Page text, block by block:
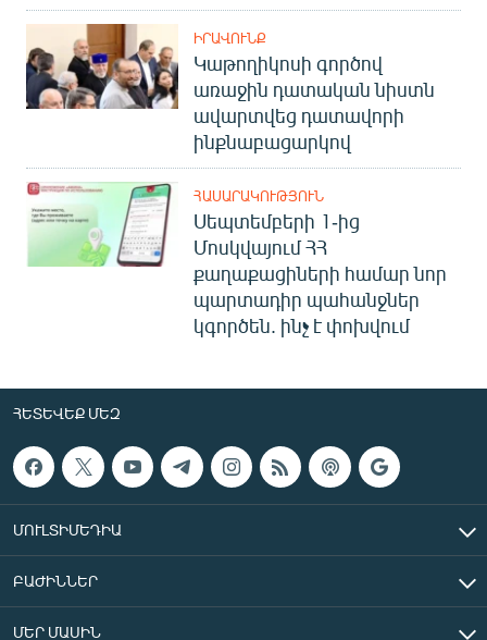
ԻՐԱՎՈՒՆՔ
Կաթողիկոսի գործով
առաջին դատական նիստն
ավարտվեց դատավորի
ինքնաբացարկով
ՀԱՍԱՐԱԿՈՒԹՅՈՒՆ
Սեպտեմբերի 1-ից
Մոսկվայում ՀՀ
քաղաքացիների համար նոր
պարտադիր պահանջներ
կգործեն. ինչ է փոխվում
ՀԵՏԵՎԵՔ ՄԵԶ
ՄՈՒԼՏԻՄԵԴԻԱ
ԲԱԺԻՆՆԵՐ
ՄԵՐ ՄԱՍԻՆ